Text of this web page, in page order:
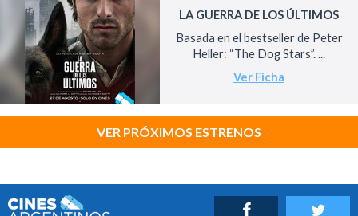
LA GUERRA DE LOS ÚLTIMOS
Basada en el bestseller de Peter
Heller: “The Dog Stars”. ...
Ver Ficha
VER PRÓXIMOS ESTRENOS